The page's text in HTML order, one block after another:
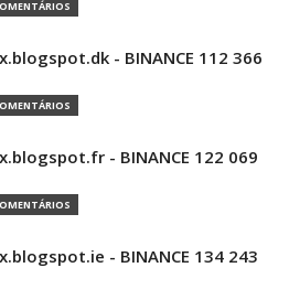
- BINANCE 112 366
- BINANCE 122 069
- BINANCE 134 243